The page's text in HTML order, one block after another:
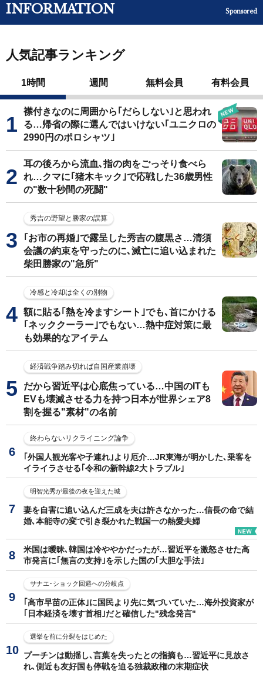
INFORMATION Sponsored
人気記事ランキング
1時間 週間 無料会員 有料会員
襟付きなのに周囲から｢だらしない｣と思われ
る…帰省の際に選んではいけない｢ユニクロの
2990円のポロシャツ｣
耳の後ろから流血､指の肉をごっそり食べら
れ…クマに｢猪木キック｣で応戦した36歳男性
の"数十秒間の死闘"
秀吉の野望と勝家の誤算
｢お市の再婚｣で露呈した秀吉の腹黒さ…清須
会議の約束を守ったのに､滅亡に追い込まれた
柴田勝家の"急所"
冷感と冷却は全くの別物
額に貼る｢熱を冷ますシート｣でも､首にかける
｢ネッククーラー｣でもない…熱中症対策に最
も効果的なアイテム
経済戦争踏み切れば自国産業崩壊
だから習近平は心底焦っている…中国のITも
EVも壊滅させる力を持つ日本が世界シェア8
割を握る"素材"の名前
終わらないリクライニング論争
｢外国人観光客や子連れ｣より厄介…JR東海が明かした､乗客を
イライラさせる｢令和の新幹線2大トラブル｣
明智光秀が最後の夜を迎えた城
妻を自害に追い込んだ三成を夫は許さなかった…信長の命で結
婚､本能寺の変で引き裂かれた戦国一の熱愛夫婦
米国は曖昧､韓国は冷ややかだったが…習近平を激怒させた高
市発言に｢無言の支持｣を示した国の｢大胆な手法｣
サナエ･ショック回避への分岐点
｢高市早苗の正体｣に国民より先に気づいていた…海外投資家が
｢日本経済を壊す首相｣だと確信した"残念発言"
選挙を前に分裂をはじめた
プーチンは動揺し､言葉を失ったとの指摘も…習近平に見放さ
れ､側近も友好国も停戦を迫る独裁政権の末期症状